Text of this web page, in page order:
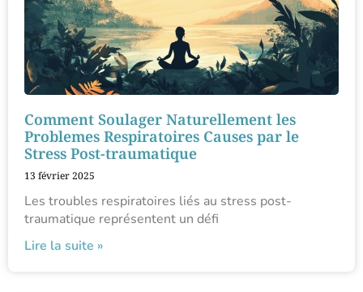
Comment Soulager Naturellement les
Problemes Respiratoires Causes par le
Stress Post-traumatique
13 février 2025
Les troubles respiratoires liés au stress post-
traumatique représentent un défi
Lire la suite »